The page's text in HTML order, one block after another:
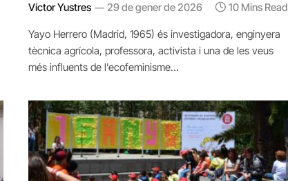
Víctor Yustres 29 de gener de 2026 10 Mins Read
Yayo Herrero (Madrid, 1965) és investigadora, enginyera
tècnica agrícola, professora, activista i una de les veus
més influents de l’ecofeminisme…